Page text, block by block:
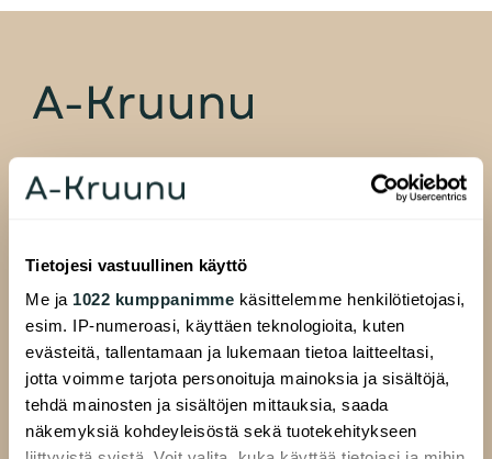
Tietojesi vastuullinen käyttö
Me ja 1022 kumppanimme käsittelemme henkilötietojasi,
esim. IP-numeroasi, käyttäen teknologioita, kuten
evästeitä, tallentamaan ja lukemaan tietoa laitteeltasi,
jotta voimme tarjota personoituja mainoksia ja sisältöjä,
tehdä mainosten ja sisältöjen mittauksia, saada
näkemyksiä kohdeyleisöstä sekä tuotekehitykseen
A-Kruunu Oy
ALAVALIKKO
Hakijalle
Täytä hakemus
Etsi asuntoa